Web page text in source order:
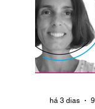
há 3 dias